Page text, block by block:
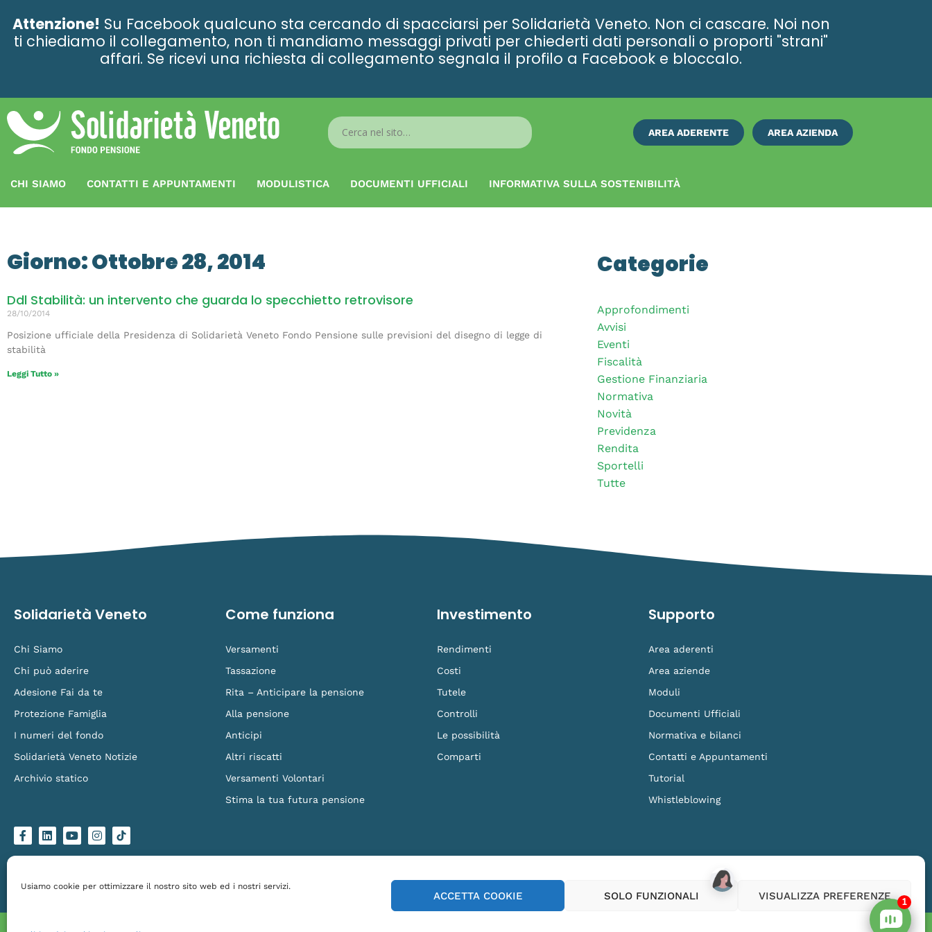
Usiamo cookie per ottimizzare il nostro sito web ed i nostri servizi.
ACCETTA COOKIE SOLO FUNZIONALI VISUALIZZA PREFERENZE
Attenzione! Su Facebook qualcuno sta cercando di spacciarsi per Solidarietà Veneto. Non ci cascare. Noi non
ti chiediamo il collegamento, non ti mandiamo messaggi privati per chiederti dati personali o proporti "strani"
affari. Se ricevi una richiesta di collegamento segnala il profilo a Facebook e bloccalo.
Search
...
AREA ADERENTE AREA AZIENDA
CHI SIAMO CONTATTI E APPUNTAMENTI MODULISTICA DOCUMENTI UFFICIALI INFORMATIVA SULLA SOSTENIBILITÀ
ISCRIVITI
Giorno: Ottobre 28, 2014
Ddl Stabilità: un intervento che guarda lo specchietto retrovisore
28/10/2014
Posizione ufficiale della Presidenza di Solidarietà Veneto Fondo Pensione sulle previsioni del disegno di legge di
stabilità
Leggi Tutto »
Categorie
Approfondimenti
Avvisi
Eventi
Fiscalità
Gestione Finanziaria
Normativa
Novità
Previdenza
Rendita
Sportelli
Tutte
Solidarietà Veneto
Chi Siamo
Chi può aderire
Adesione Fai da te
Protezione Famiglia
I numeri del fondo
Solidarietà Veneto Notizie
Archivio statico
c
e
b
k
n
k
e
n
u
t
u
s
t
a
a
g
o
-
k
Come funziona
Versamenti
Tassazione
Rita – Anticipare la pensione
Alla pensione
Anticipi
Altri riscatti
Versamenti Volontari
Stima la tua futura pensione
Investimento
Rendimenti
Costi
Tutele
Controlli
Le possibilità
Comparti
Supporto
Area aderenti
Area aziende
Moduli
Documenti Ufficiali
Normativa e bilanci
Contatti e Appuntamenti
Tutorial
Whistleblowing
1